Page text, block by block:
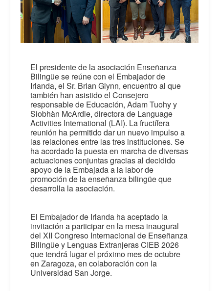
El presidente de la asociación Enseñanza
Bilingüe se reúne con el Embajador de
Irlanda, el Sr. Brian Glynn, encuentro al que
también han asistido el Consejero
responsable de Educación, Adam Tuohy y
Siobhàn McArdle, directora de Language
Activities International (LAI). La fructífera
reunión ha permitido dar un nuevo impulso a
las relaciones entre las tres instituciones. Se
ha acordado la puesta en marcha de diversas
actuaciones conjuntas gracias al decidido
apoyo de la Embajada a la labor de
promoción de la enseñanza bilingüe que
desarrolla la asociación.
El Embajador de Irlanda ha aceptado la
invitación a participar en la mesa inaugural
del XII Congreso Internacional de Enseñanza
Bilingüe y Lenguas Extranjeras CIEB 2026
que tendrá lugar el próximo mes de octubre
en Zaragoza, en colaboración con la
Universidad San Jorge.